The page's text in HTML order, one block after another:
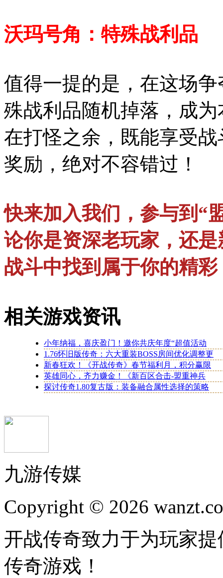
沃玛号角：特殊战利品
值得一提的是，在这场争
殊战利品随机掉落，成
在打怪之余，既能享受
奖励，绝对不容错过！
快来加入我们，参与到“
论你是资深老玩家，还
战斗中找到属于你的精
相关游戏资讯
小年纳福，喜庆盈门！邀你共庆年度“超值活动
1.76怀旧版传奇：六大重装BOSS房间优化调整更
新春狂欢！《开战传奇》春节福利月，积分赢限
英雄同心，齐力赚金！《新百区合击-盟重神兵
探讨传奇1.80复古版：装备融合属性选择的策略
九游传媒
Copyright © 2026
开战传奇致力于为玩家
传奇游戏！